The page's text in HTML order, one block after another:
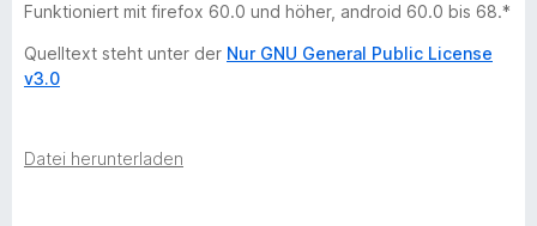
Funktioniert mit firefox 60.0 und höher, android 60.0 bis 68.*
Quelltext steht unter der Nur GNU General Public License
v3.0
Datei herunterladen